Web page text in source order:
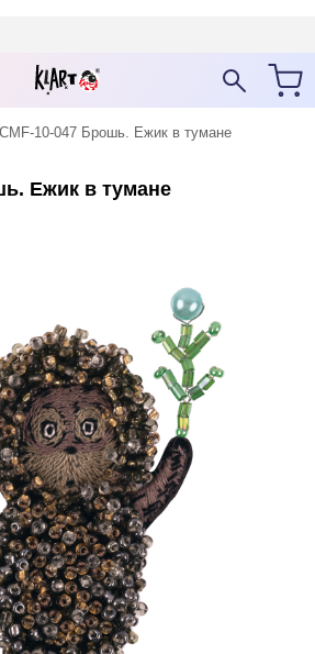
CMF-10-047 Брошь. Ежик в тумане
Ежик в тумане